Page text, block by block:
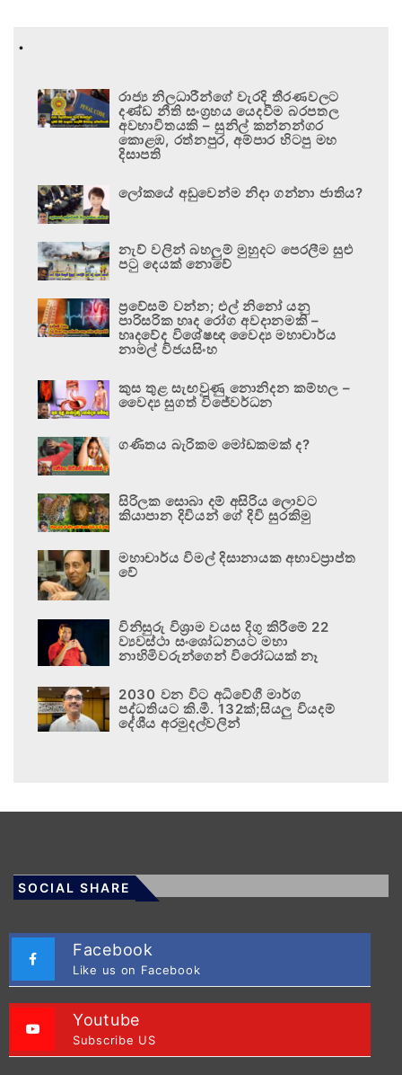
.
රාජ්‍ය නිලධාරීන්ගේ වැරදි තීරණවලට
දණ්ඩ නීති සංග්‍රහය යෙදවීම බරපතල
අවභාවිතයකි – සුනිල් කන්නන්ගර
කොළඹ, රත්නපුර, අම්පාර හිටපු මහ
දිසාපති
ලෝකයේ අඩුවෙන්ම නිදා ගන්නා ජාතිය?
නැව් වලින් බහලුම් මුහුදට පෙරලීම සුළු
පටු දෙයක් නොවේ
ප්‍රවේසම් වන්න; එල් නිනෝ යනු
පාරිසරික හෘද රෝග අවදානමකි –
හෘදවේද විශේෂඥ වෛද්‍ය මහාචාර්ය
නාමල් විජයසිංහ
කුස තුළ සැඟවුණු නොනිදන කම්හල –
වෛද්‍ය සුගත් විජේවර්ධන
ගණිතය බැරිකම මෝඩකමක් ද?
සිරිලක සොබා දම් අසිරිය ලොවට
කියාපාන දිවියන් ගේ දිවි සුරකිමු
මහාචාර්ය විමල් දිසානායක අභාවප්‍රාප්ත
වේ
විනිසුරු විශ්‍රාම වයස දිගු කිරීමේ 22
ව්‍යවස්ථා සංශෝධනයට මහා
නාහිමිවරුන්ගෙන් විරෝධයක් නෑ
2030 වන විට අධිවේගී මාර්ග
පද්ධතියට කි.මී. 132ක්;සියලු වියදම්
දේශීය අරමුදල්වලින්
SOCIAL SHARE
Facebook
Like us on Facebook
Youtube
Subscribe US